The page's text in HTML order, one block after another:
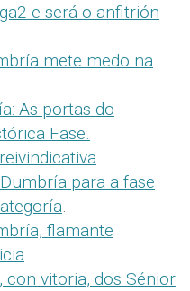
e será o anfitrión
mete medo na
As portas do
Fase.
para a fase
.
flamante
.
con vitoria, dos Sénior